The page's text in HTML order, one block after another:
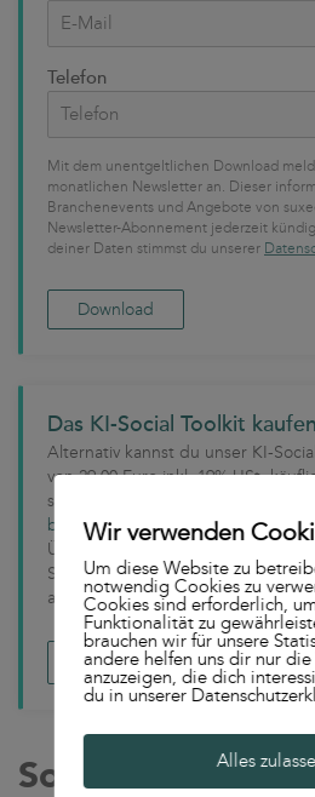
Telefon
Mit dem unentgeltlichen Download
monatlichen Newsletter an. Dieser
Branchenevents und Angebote von
Newsletter-Abonnement jederzeit
deiner Daten stimmst du unserer
Das KI-Social Toolkit kaufen
Alternativ kannst du unser KI-
von 29,00 Euro inkl. 19% USt.
sendest du uns bitte eine E-Mail an
bestellung@suxeedo.de. Du
Überweisung oder PayPal
Stunden nach Zahlungseingang
an dich versandt.
Mit Paypal kaufen
Social-Content im
Wir verwenden
Um diese Website zu
notwendig Cookies zu
Cookies sind erforderlich,
Funktionalität zu
brauchen wir für unsere
andere helfen uns dir nur
anzuzeigen, die dich
du in unserer
Alles